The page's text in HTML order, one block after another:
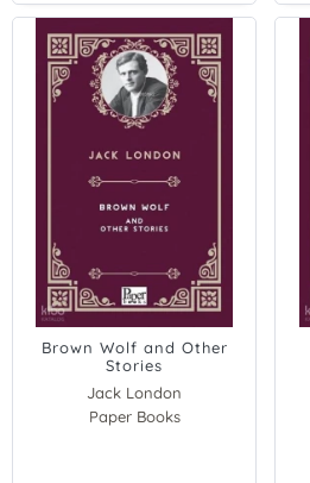
Brown Wolf and Other
Stories
Jack London
Paper Books